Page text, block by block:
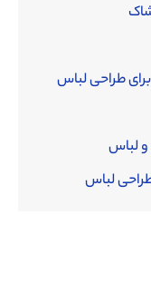
طراحی لباس
و لباس
طراحی لباس